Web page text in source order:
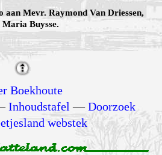
aan Mevr. Raymond Van Driessen,
Maria Buysse.
Boekhoute
Inhoudstafel —Doorzoek
webstek